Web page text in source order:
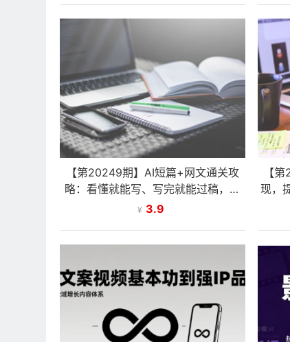
【第20249期】AI短篇+网文通关攻
略：看懂就能写、写完就能过稿，让
写作变现不再依赖天赋与文笔
¥ 3.9
【
现，